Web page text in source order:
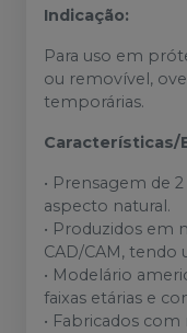
Indicação:
Para uso em
ou removível,
temporárias.
Características/
• Prensagem de
aspecto natural.
• Produzidos em
CAD/CAM, tendo
• Modelário
faixas etárias e
• Fabricados